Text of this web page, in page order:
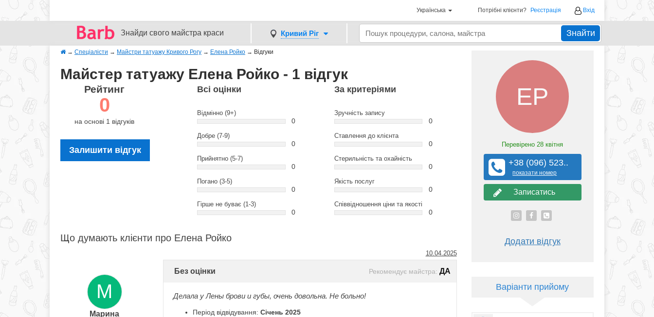
Українська Потрібні клієнти? Реєстрація Вхід
Знайди свого майстра краси Кривий Ріг Знайти
→ Спеціалісти → Майстри татуажу Кривого Рогу → Елена Ройко → Відгуки
Майстер татуажу Елена Ройко - 1 відгук
Рейтинг
0
на основі 1 відгуків
Залишити відгук
Всі оцінки
Відмінно (9+)
0
Добре (7-9)
0
Прийнятно (5-7)
0
Погано (3-5)
0
Гірше не буває (1-3)
0
За критеріями
Зручність запису
0
Ставлення до клієнта
0
Стерильність та охайність
0
Якість послуг
0
Співвідношення ціни та якості
0
Що думають клієнти про Елена Ройко
10.04.2025
М
Марина
Без оцінки Рекомендує майстра: ДА
Делала у Лены брови и губы, очень довольна. Не больно!
Період відвідування:Січень 2025
ЕР
Перевірено28 квітня
+38 (096) 523..
показати номер
Записатись
Додати відгук
Варіанти прийому